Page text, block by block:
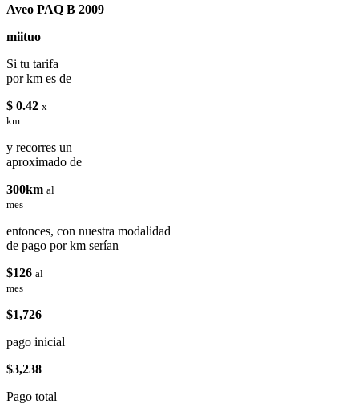
Aveo PAQ B 2009
miituo
Si tu tarifa
por km es de
$ 0.42 x
km
y recorres un
aproximado de
300km al
mes
entonces, con nuestra modalidad
de pago por km serían
$126 al
mes
$1,726
pago inicial
$3,238
Pago total